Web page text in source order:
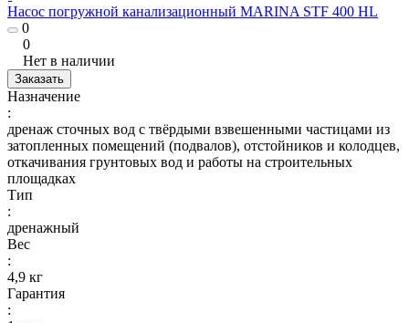
Насос погружной канализационный MARINA STF 400 HL
0
0
Нет в наличии
Заказать
Назначение
:
дренаж сточных вод с твёрдыми взвешенными частицами из
затопленных помещений (подвалов), отстойников и колодцев,
откачивания грунтовых вод и работы на строительных
площадках
Тип
:
дренажный
Вес
:
4,9 кг
Гарантия
: